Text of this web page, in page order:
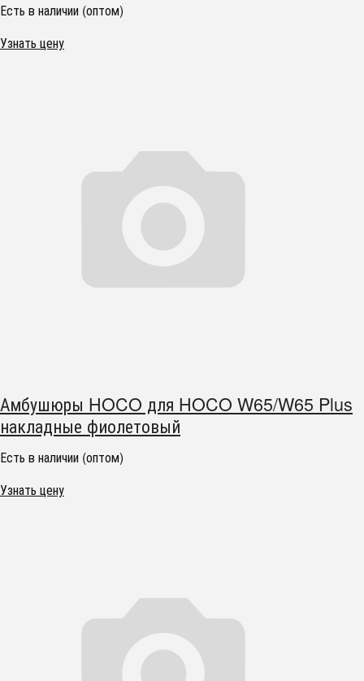
Есть в наличии (оптом)
Узнать цену
Амбушюры HOCO для HOCO W65/W65 Plus
накладные фиолетовый
Есть в наличии (оптом)
Узнать цену